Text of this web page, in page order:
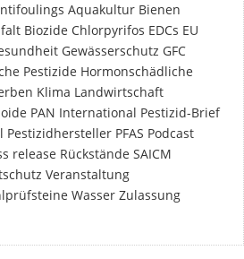
Aquakultur Bienen
Biozide Chlorpyrifos EDCs EU
Gewässerschutz GFC
Pestizide Hormonschädliche
Klima Landwirtschaft
PAN International Pestizid-Brief
Pestizidhersteller PFAS Podcast
release Rückstände SAICM
Veranstaltung
Wasser Zulassung